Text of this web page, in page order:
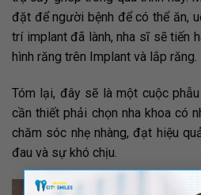
đặt để người bệnh để có thể ăn,
trí implant đã lành, nha sĩ sẽ tiến
hình răng trên Implant và lắp răng.
Tóm lại, đây sẽ là một cuộc
cần thiết phải chọn nha khoa có
chăm sóc nhẹ nhàng, đạt hiệu
đau và sự khó chịu.